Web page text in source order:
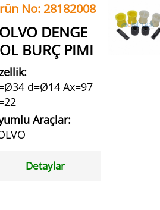
No: 28182008
DENGE
BURÇ PIMI
d=Ø14 Ax=97
Araçlar:
Detaylar